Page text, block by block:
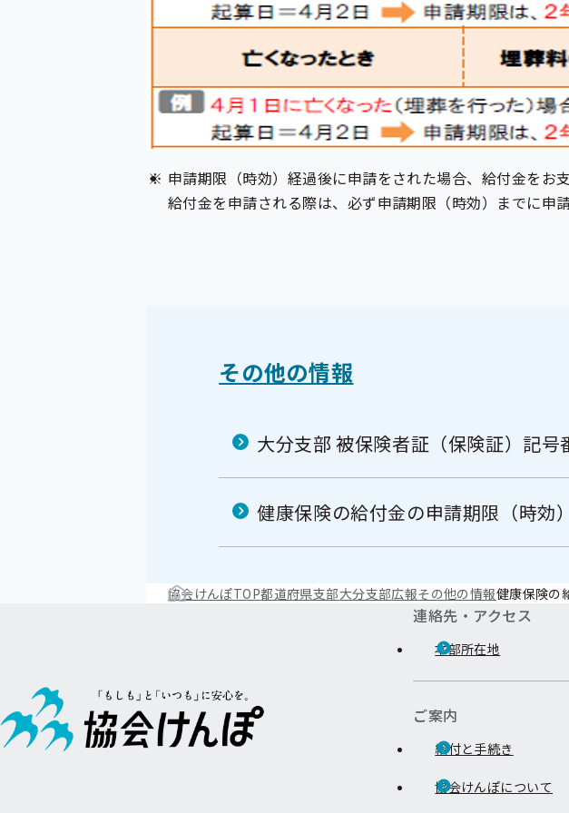
申請期限（時効）経過後に申請をされた場合、給付金をお
給付金を申請される際は、必ず申請期限（時効）までに申
その他の情報
大分支部 被保険者証（保険証）記号
健康保険の給付金の申請期限（時効
協会けんぽTOP都道府県支部大分支部広報その他の情報健康保険の
連絡先・アクセス
本部所在地
ご案内
給付と手続き
協会けんぽについて